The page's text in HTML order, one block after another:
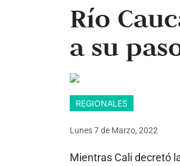
Río
a su
REGIONALES
Lunes 7de Marzo, 2022
Mientras Cali decretó